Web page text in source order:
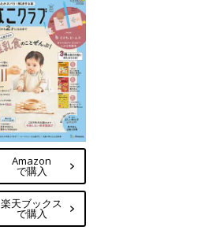
Amazon
で購入
楽天ブックス
で購入